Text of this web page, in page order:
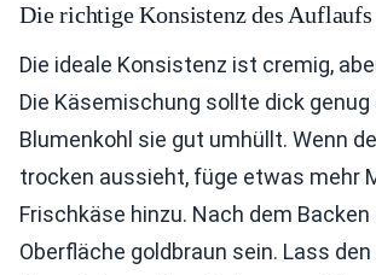
Die richtige Konsistenz des Auflaufs
Die ideale Konsistenz ist cremig,
Die Käsemischung sollte dick
Blumenkohl sie gut umhüllt. Wenn
trocken aussieht, füge etwas mehr
Frischkäse hinzu. Nach dem
Oberfläche goldbraun sein. Lass